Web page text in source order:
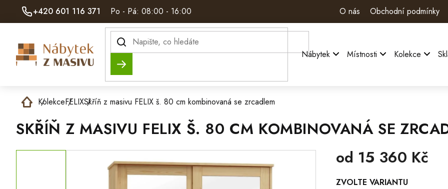
+420 601 116 371 Po - Pá: 08:00 - 16:00 O nás Obchodní podmínky
Hledat Nábytek Místnosti Kolekce
DomůKolekceFELIXSkříň z masivu FELIX š. 80 cm kombinovaná se zrcadlem
SKŘÍŇ Z MASIVU FELIX Š. 80 CM KOMBINOVANÁ SE
od 15 360 Kč
ZVOLTE VARIANTU